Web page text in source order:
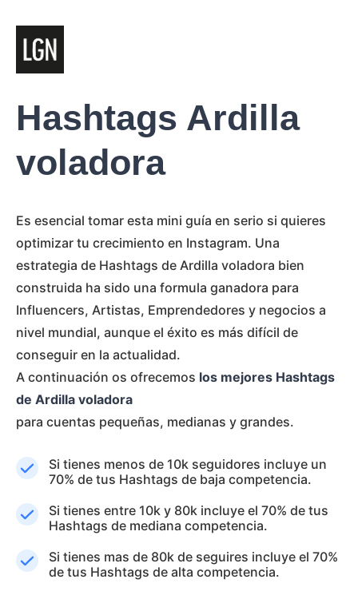
Hashtags Ardilla
voladora
Es esencial tomar esta mini guía en serio si quieres
optimizar tu crecimiento en Instagram. Una
estrategia de Hashtags de Ardilla voladora bien
construida ha sido una formula ganadora para
Influencers, Artistas, Emprendedores y negocios a
nivel mundial, aunque el éxito es más difícil de
conseguir en la actualidad.
A continuación os ofrecemos los mejores Hashtags
de Ardilla voladora
para cuentas pequeñas, medianas y grandes.
Si tienes menos de 10k seguidores incluye un
70% de tus Hashtags de baja competencia.
Si tienes entre 10k y 80k incluye el 70% de tus
Hashtags de mediana competencia.
Si tienes mas de 80k de seguires incluye el 70%
de tus Hashtags de alta competencia.